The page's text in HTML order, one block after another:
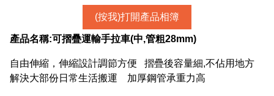
(按我)打開產品相簿
產品名稱:可摺疊運輸手拉車(中,管粗28mm)
自由伸縮，伸縮設計調節方便 摺疊後容量細,不佔用地方
解決大部份日常生活搬運 加厚鋼管承重力高